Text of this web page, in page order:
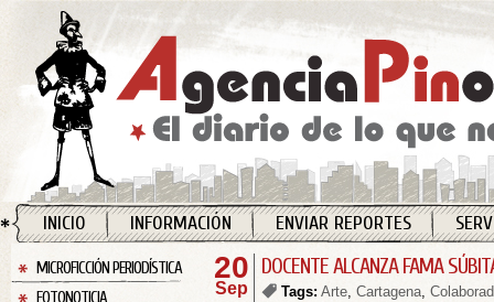
INICIO INFORMACIÓN ENVIAR REPORTES
MICROFICCIÓN PERIODÍSTICA
FOTONOTICIA
20
Sep
DOCENTE ALCANZA FAMA
Tags: Arte, Cartagena,